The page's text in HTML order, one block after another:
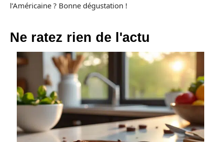
l’Américaine ? Bonne dégustation !
Ne ratez rien de l'actu